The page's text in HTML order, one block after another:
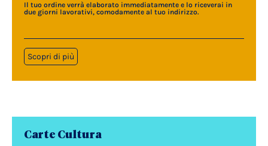
Il tuo ordine verrà elaborato immediatamente e lo riceverai in
due giorni lavorativi, comodamente al tuo indirizzo.
Scopri di più
Carte Cultura